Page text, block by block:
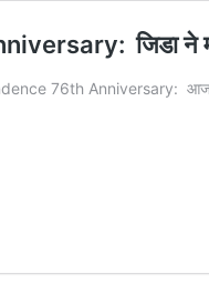
जिडा ने
76th Anniversary: